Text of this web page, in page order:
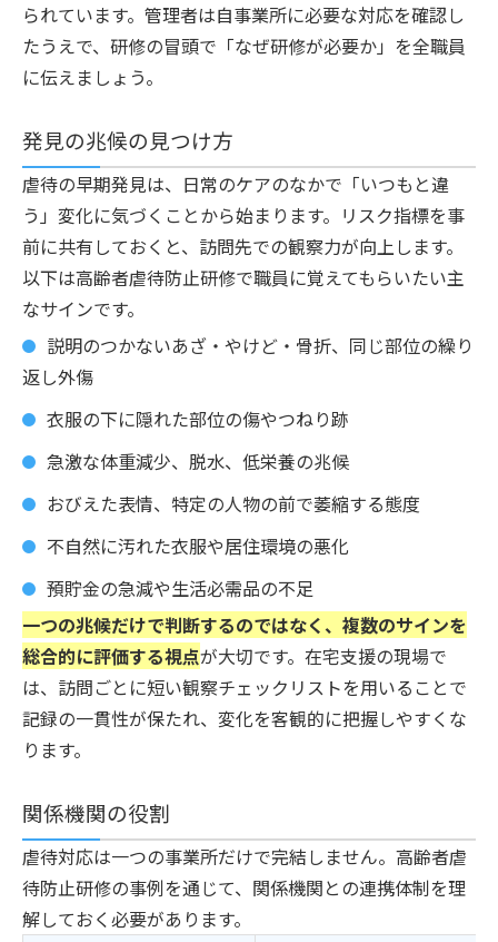
られています。管理者は自事業所に必要な対応を確認し
たうえで、研修の冒頭で「なぜ研修が必要か」を全職員
に伝えましょう。
発見の兆候の見つけ方
虐待の早期発見は、日常のケアのなかで「いつもと違
う」変化に気づくことから始まります。リスク指標を事
前に共有しておくと、訪問先での観察力が向上します。
以下は高齢者虐待防止研修で職員に覚えてもらいたい主
なサインです。
説明のつかないあざ・やけど・骨折、同じ部位の繰り
返し外傷
衣服の下に隠れた部位の傷やつねり跡
急激な体重減少、脱水、低栄養の兆候
おびえた表情、特定の人物の前で萎縮する態度
不自然に汚れた衣服や居住環境の悪化
預貯金の急減や生活必需品の不足
一つの兆候だけで判断するのではなく、複数のサインを
総合的に評価する視点が大切です。在宅支援の現場で
は、訪問ごとに短い観察チェックリストを用いることで
記録の一貫性が保たれ、変化を客観的に把握しやすくな
ります。
関係機関の役割
虐待対応は一つの事業所だけで完結しません。高齢者虐
待防止研修の事例を通じて、関係機関との連携体制を理
解しておく必要があります。